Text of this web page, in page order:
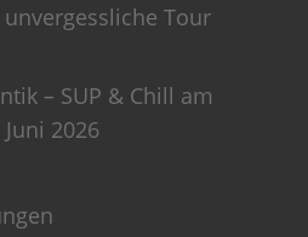
Tour
– SUP & Chill am
2026